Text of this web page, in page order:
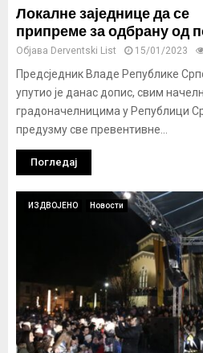
Локалне заједнице да се
припреме за одбрану од
Објава Derventski List 15/01/2023
Предсједник Владе Републике
упутио је данас допис, свим
градоначелницима у Републици
предузму све превентивне...
Погледај
ИЗДВОЈЕНО Новости